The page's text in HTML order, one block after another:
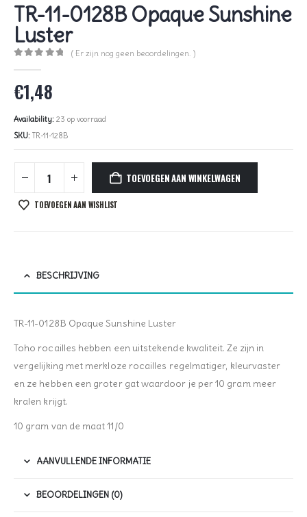
TR-11-0128B Opaque Sunshine
Luster
( Er zijn nog geen beoordelingen. )
€1,48
Availability: 23 op voorraad
SKU: TR-11-128B
TOEVOEGEN AAN WINKELWAGEN
TOEVOEGEN AAN WISHLIST
BESCHRIJVING
TR-11-0128B Opaque Sunshine Luster
Toho rocailles hebben een uitstekende kwaliteit. Ze zijn in
vergelijking met merkloze rocailles regelmatiger, kleurvaster
en ze hebben een groter gat waardoor je per 10 gram meer
kralen krijgt.
10 gram van de maat 11/0
AANVULLENDE INFORMATIE
BEOORDELINGEN (0)